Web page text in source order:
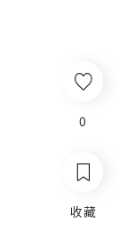
0
收藏